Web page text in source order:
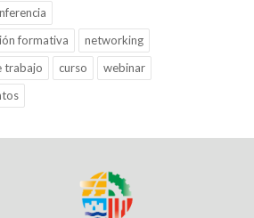
formativa
networking
trabajo
curso
webinar